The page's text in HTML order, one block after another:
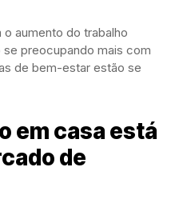
o aumento do trabalho
preocupando mais com
de bem-estar estão se
em casa está
de